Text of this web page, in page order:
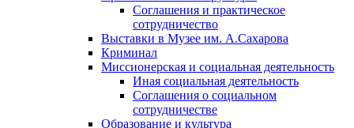
Соглашения и практическое
сотрудничество
Выставки в Музее им. А.Сахарова
Криминал
Миссионерская и социальная деятельность
Иная социальная деятельность
Соглашения о социальном
сотрудничестве
Образование и культура